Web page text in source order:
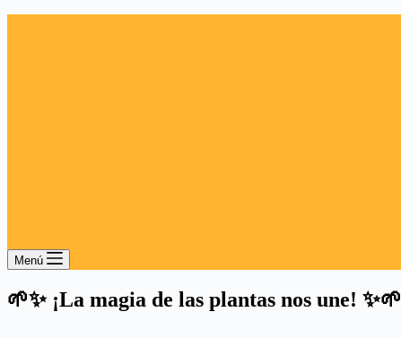
Menú
🌱✨ ¡La magia de las plantas nos une! ✨🌱